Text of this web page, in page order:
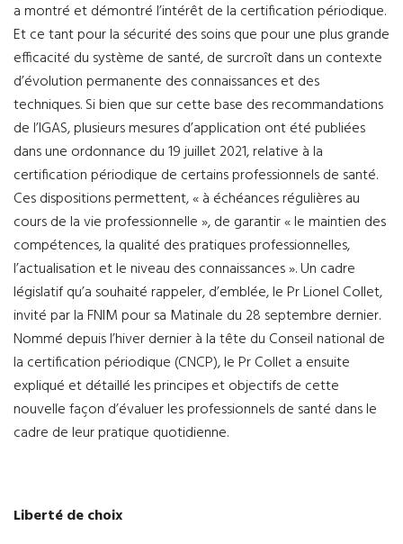
a montré et démontré l’intérêt de la certification périodique.
Et ce tant pour la sécurité des soins que pour une plus grande
efficacité du système de santé, de surcroît dans un contexte
d’évolution permanente des connaissances et des
techniques. Si bien que sur cette base des recommandations
de l’IGAS, plusieurs mesures d’application ont été publiées
dans une ordonnance du 19 juillet 2021, relative à la
certification périodique de certains professionnels de santé.
Ces dispositions permettent, « à échéances régulières au
cours de la vie professionnelle », de garantir « le maintien des
compétences, la qualité des pratiques professionnelles,
l’actualisation et le niveau des connaissances ». Un cadre
législatif qu’a souhaité rappeler, d’emblée, le Pr Lionel Collet,
invité par la FNIM pour sa Matinale du 28 septembre dernier.
Nommé depuis l’hiver dernier à la tête du Conseil national de
la certification périodique (CNCP), le Pr Collet a ensuite
expliqué et détaillé les principes et objectifs de cette
nouvelle façon d’évaluer les professionnels de santé dans le
cadre de leur pratique quotidienne.
Liberté de choix